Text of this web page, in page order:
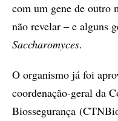
com um gene de outro
não revelar – e alguns
Saccharomyces.
O organismo já foi
coordenação-geral da
Biossegurança